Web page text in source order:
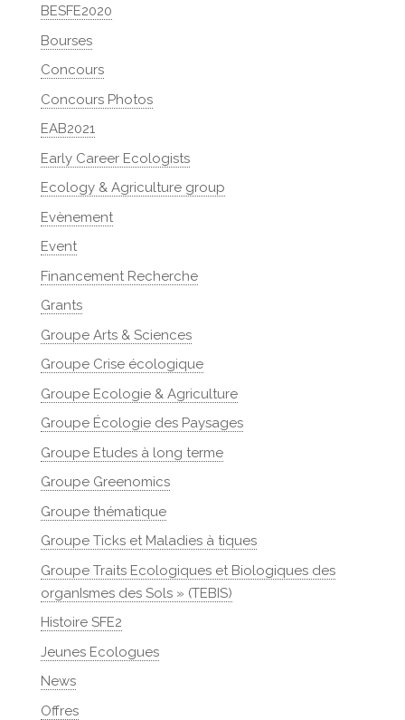
BESFE2020
Bourses
Concours
Concours Photos
EAB2021
Early Career Ecologists
Ecology & Agriculture group
Evènement
Event
Financement Recherche
Grants
Groupe Arts & Sciences
Groupe Crise écologique
Groupe Ecologie & Agriculture
Groupe Écologie des Paysages
Groupe Etudes à long terme
Groupe Greenomics
Groupe thématique
Groupe Ticks et Maladies à tiques
Groupe Traits Ecologiques et Biologiques des
organIsmes des Sols » (TEBIS)
Histoire SFE2
Jeunes Ecologues
News
Offres